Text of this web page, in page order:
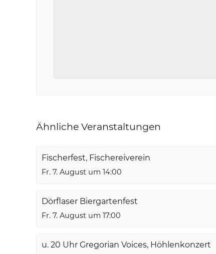
Ähnliche Veranstaltungen
Fischerfest, Fischereiverein
Fr. 7. August um 14:00
Dörflaser Biergartenfest
Fr. 7. August um 17:00
u. 20 Uhr Gregorian Voices, Höhlenkonzert